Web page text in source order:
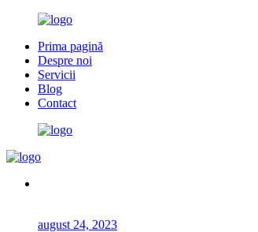
Prima pagină
Despre noi
Servicii
Blog
Contact
august 24, 2023